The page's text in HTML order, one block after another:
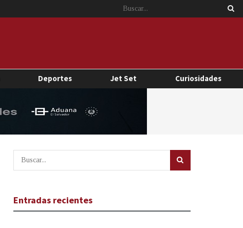
Deportes Jet Set Curiosidades
Entradas recientes